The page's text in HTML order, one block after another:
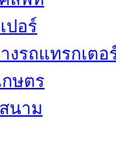
ปอร์
งรถแทรกเตอ
กษตร
นาม